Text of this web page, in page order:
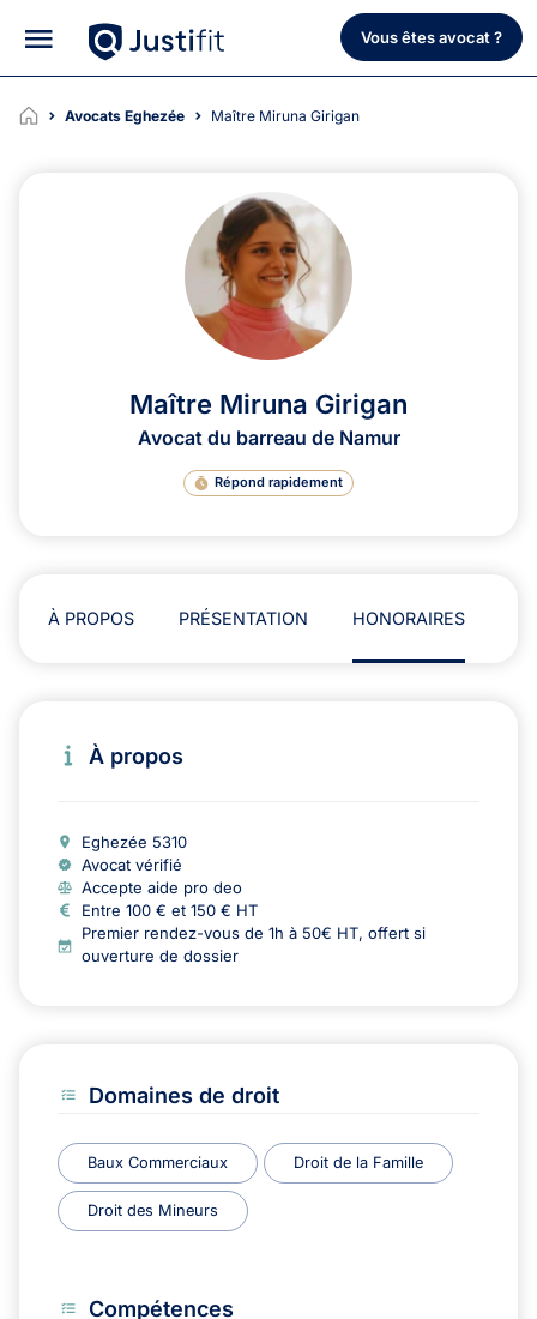
Vous êtes avocat ?
Avocats Eghezée Maître Miruna Girigan
Maître Miruna Girigan
Avocat du barreau de Namur
Répond rapidement
À PROPOS PRÉSENTATION HONORAIRES
À propos
Eghezée 5310
Avocat vérifié
Accepte aide pro deo
Entre 100 € et 150 € HT
Premier rendez-vous de 1h à 50€ HT, offert si
ouverture de dossier
Domaines de droit
Baux Commerciaux Droit de la Famille
Droit des Mineurs
Compétences